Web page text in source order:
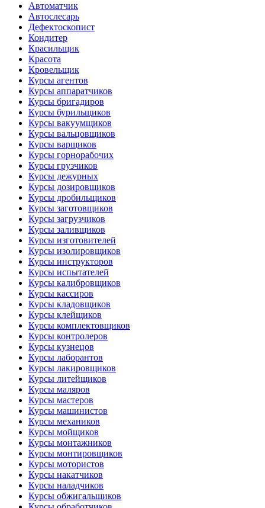
Автоматчик
Автослесарь
Дефектоскопист
Кондитер
Красильщик
Красота
Кровельщик
Курсы агентов
Курсы аппаратчиков
Курсы бригадиров
Курсы бурильщиков
Курсы вакуумщиков
Курсы вальцовщиков
Курсы варщиков
Курсы горнорабочих
Курсы грузчиков
Курсы дежурных
Курсы дозировщиков
Курсы дробильщиков
Курсы заготовщиков
Курсы загрузчиков
Курсы заливщиков
Курсы изготовителей
Курсы изолировщиков
Курсы инструкторов
Курсы испытателей
Курсы калибровщиков
Курсы кассиров
Курсы кладовщиков
Курсы клейщиков
Курсы комплектовщиков
Курсы контролеров
Курсы кузнецов
Курсы лаборантов
Курсы лакировщиков
Курсы литейщиков
Курсы маляров
Курсы мастеров
Курсы машинистов
Курсы механиков
Курсы мойщиков
Курсы монтажников
Курсы монтировщиков
Курсы мотористов
Курсы накатчиков
Курсы наладчиков
Курсы обжигальщиков